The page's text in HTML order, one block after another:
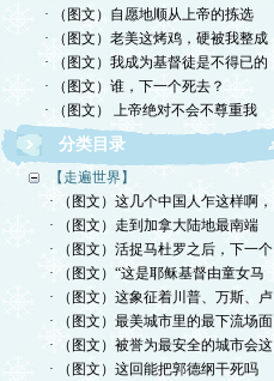
· （图文）自愿地顺从上帝的拣选
· （图文）老美这烤鸡，硬被我整成
· （图文）我成为基督徒是不得已的
· （图文）谁，下一个死去？
· （图文） 上帝绝对不会不尊重我
分类目录
【走遍世界】
· （图文）这几个中国人乍这样啊，
· （图文）走到加拿大陆地最南端
· （图文）活捉马杜罗之后，下一个
· （图文）“这是耶稣基督由童女马
· （图文）这象征着川普、万斯、卢
· （图文）最美城市里的最下流场面
· （图文）被誉为最安全的城市会这
· （图文）这回能把郭德纲干死吗